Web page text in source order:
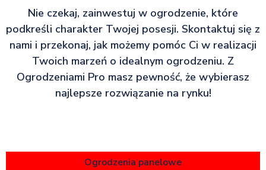
Nie czekaj, zainwestuj w ogrodzenie, które
podkreśli charakter Twojej posesji. Skontaktuj się z
nami i przekonaj, jak możemy pomóc Ci w realizacji
Twoich marzeń o idealnym ogrodzeniu. Z
Ogrodzeniami Pro masz pewność, że wybierasz
najlepsze rozwiązanie na rynku!
Ogrodzenia panelowe